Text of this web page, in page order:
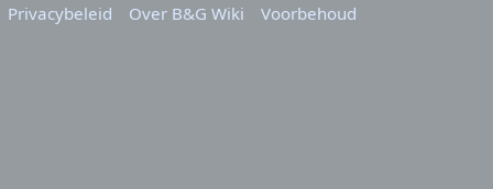
Privacybeleid
Over B&G Wiki Voorbehoud